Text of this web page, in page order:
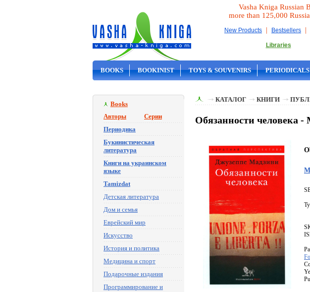
Vasha Kniga Russian
more than 125,000
New Products | Bestsellers |
Libraries
BOOKS BOOKINIST TOYS & SOUVENIRS PERIODICALS
Books
Авторы
Серии
Периодика
Букинистическая
литература
Книги на украинском
языке
Tamizdat
Детская литература
Дом и семья
Еврейский мир
Искусство
История и политика
Медицина и спорт
Подарочные издания
Программирование и
КАТАЛОГ КНИГИ
Обязанности человека